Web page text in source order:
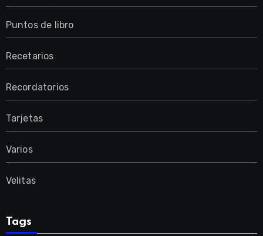
Puntos de libro
Recetarios
Recordatorios
Tarjetas
Varios
Velitas
Tags